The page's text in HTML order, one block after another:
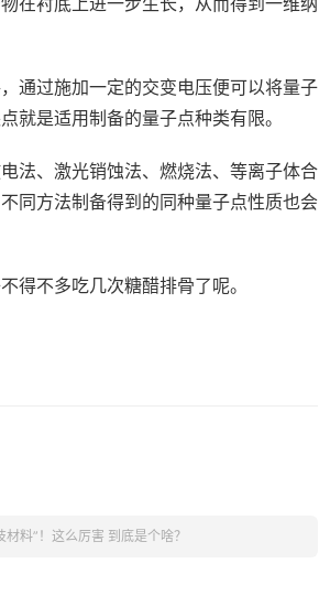
通过施加一定的交变电压便可以将量子
就是适用制备的量子点种类有限。
法、激光销蚀法、燃烧法、等离子体合
同方法制备得到的同种量子点性质也会
得不多吃几次糖醋排骨了呢。
料”！这么厉害 到底是个啥？